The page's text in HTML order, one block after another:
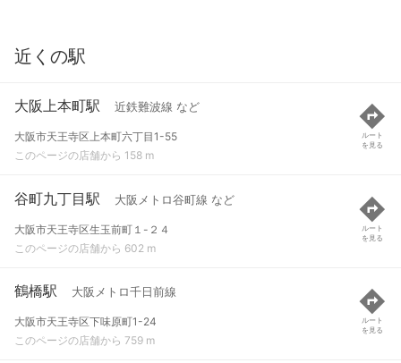
近くの駅
大阪上本町駅 近鉄難波線 など
大阪市天王寺区上本町六丁目1-55
このページの店舗から 158 m
ルート
を見る
谷町九丁目駅 大阪メトロ谷町線 など
大阪市天王寺区生玉前町１-２４
このページの店舗から 602 m
ルート
を見る
鶴橋駅 大阪メトロ千日前線
大阪市天王寺区下味原町1-24
このページの店舗から 759 m
ルート
を見る